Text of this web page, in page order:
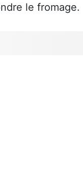
le fromage.